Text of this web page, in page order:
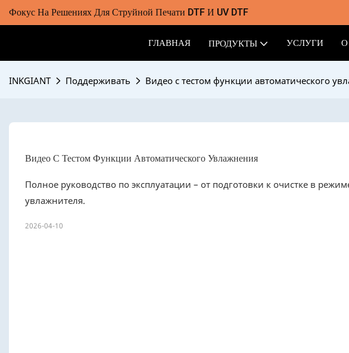
Фокус На Решениях Для Струйной Печати DTF И UV DTF
ГЛАВНАЯ ПРОДУКТЫ УСЛУГИ
INKGIANT Поддерживать Видео с тестом функции автоматического
Видео С Тестом Функции Автоматического Увлажнения
Полное руководство по эксплуатации – от подготовки к очистке в
увлажнителя.
2026-04-10